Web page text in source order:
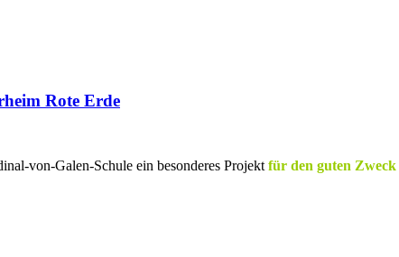
Rote Erde
von-Galen-Schule ein besonderes Projekt für den guten Zweck